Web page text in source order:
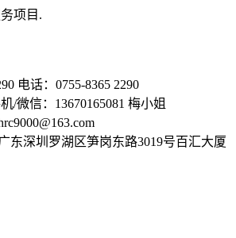
项目.
电话：0755-8365 2290
/微信：13670165081 梅小姐
东深圳罗湖区笋岗东路3019号百汇大厦